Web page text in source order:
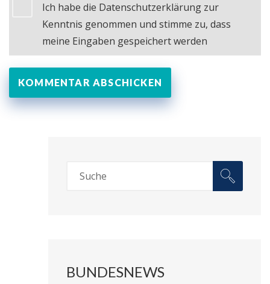
Ich habe die Datenschutzerklärung zur
Kenntnis genommen und stimme zu, dass
meine Eingaben gespeichert werden
BUNDESNEWS